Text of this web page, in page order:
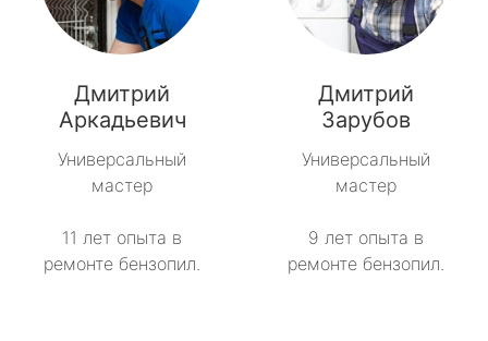
Дмитрий
Аркадьевич
Универсальный
мастер
11 лет опыта в
ремонте бензопил.
Дмитрий
Зарубов
Универсальный
мастер
9 лет опыта в
ремонте бензопил.